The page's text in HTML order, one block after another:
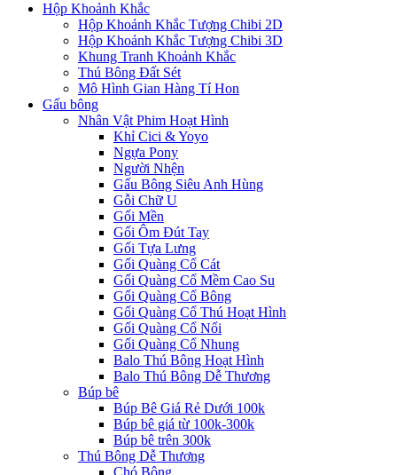
Hộp Khoảnh Khắc
Hộp Khoảnh Khắc Tượng Chibi 2D
Hộp Khoảnh Khắc Tượng Chibi 3D
Khung Tranh Khoảnh Khắc
Thú Bông Đất Sét
Mô Hình Gian Hàng Tí Hon
Gấu bông
Nhân Vật Phim Hoạt Hình
Khỉ Cici & Yoyo
Ngựa Pony
Người Nhện
Gấu Bông Siêu Anh Hùng
Gỗi Chữ U
Gối Mền
Gối Ôm Đút Tay
Gối Tựa Lưng
Gối Quàng Cổ Cát
Gối Quàng Cổ Mềm Cao Su
Gối Quàng Cổ Bông
Gối Quàng Cổ Thú Hoạt Hình
Gối Quàng Cổ Nổi
Gối Quàng Cổ Nhung
Balo Thú Bông Hoạt Hình
Balo Thú Bông Dễ Thương
Búp bê
Búp Bê Giá Rẻ Dưới 100k
Búp bê giá từ 100k-300k
Búp bê trên 300k
Thú Bông Dễ Thương
Chó Bông